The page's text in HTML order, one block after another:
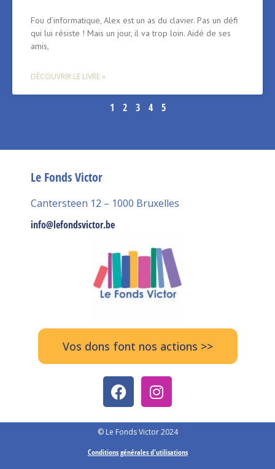
Fou d’informatique, Alex est un as du clavier. Pas un défi
qui lui résiste ! Mais un jour, il va trop loin. Aidé de ses
amis,
DÉCOUVRIR LE LIVRE »
1 2 3 4 5
Le Fonds Victor
Cantersteen 12 – 1000 Bruxelles
info@lefondsvictor.be
Vos dons font nos actions >>
© Le Fonds Victor 2024
Conditions générales d'utilisations